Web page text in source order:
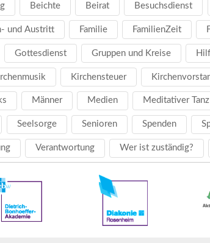
Beichte Beirat Besuchsdienst
und Austritt Familie FamilienZeit
Gottesdienst Gruppen und Kreise
Kirchensteuer
Männer Medien Meditativer Tanz
Seelsorge Senioren Spenden
Verantwortung Wer ist zuständig?